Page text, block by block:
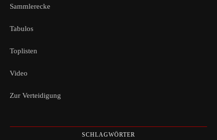
Sammlerecke
Tabulos
Toplisten
Video
Zur Verteidigung
SCHLAGWÖRTER